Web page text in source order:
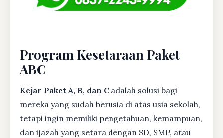
Program Kesetaraan Paket
ABC
Kejar Paket A, B, dan C adalah solusi bagi
mereka yang sudah berusia di atas usia sekolah,
tetapi ingin memiliki pengetahuan, kemampuan,
dan ijazah yang setara dengan SD, SMP, atau